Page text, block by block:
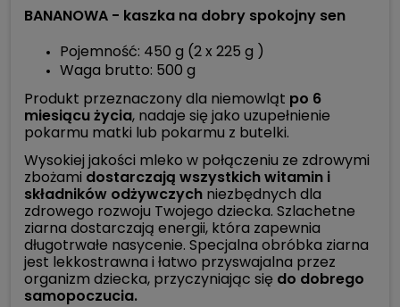
BANANOWA - kaszka na dobry spokojny sen
Pojemność: 450 g (2 x 225 g )
Waga brutto: 500 g
Produkt przeznaczony dla niemowląt po 6
miesiącu życia, nadaje się jako uzupełnienie
pokarmu matki lub pokarmu z butelki.
Wysokiej jakości mleko w połączeniu ze zdrowymi
zbożami dostarczają wszystkich witamin i
składników odżywczych niezbędnych dla
zdrowego rozwoju Twojego dziecka. Szlachetne
ziarna dostarczają energii, która zapewnia
długotrwałe nasycenie. Specjalna obróbka ziarna
jest lekkostrawna i łatwo przyswajalna przez
organizm dziecka, przyczyniając się do dobrego
samopoczucia.